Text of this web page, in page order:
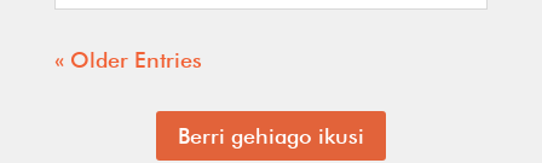
« Older Entries
Berri gehiago ikusi